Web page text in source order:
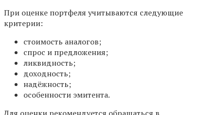
При оценке портфеля учитываются следующие
критерии:
стоимость аналогов;
спрос и предложения;
ликвидность;
доходность;
надёжность;
особенности эмитента.